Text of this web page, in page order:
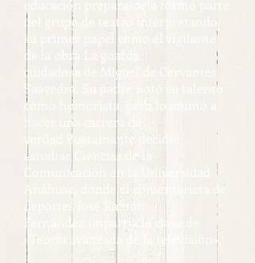
educación preparatoria formó parte
del grupo de teatro interpretando
su primer papel como el vigilante
de la obra La guarda
cuidadosa de Miguel de Cervantes
Saavedra. Su padre notó su talento
como humorista, pero lo animó a
hacer una carrera de
verdad Bustamante decidió
estudiar Ciencias de la
Comunicación en la Universidad
Anáhuac, donde el comentarista de
deportes José Ramón
Fernández impartía la clase de
«Teoría avanzada de la televisión».